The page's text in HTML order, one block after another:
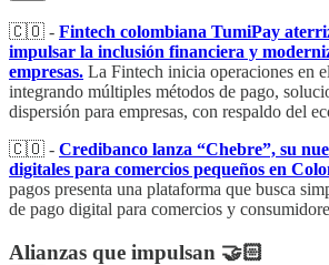
🇨🇴 - Fintech colombiana TumiPay
impulsar la inclusión financiera y
empresas. La Fintech inicia operaciones en
integrando múltiples métodos de pago,
dispersión para empresas, con respaldo del
🇨🇴 - Credibanco lanza “Chebre”, su
digitales para comercios pequeños en
pagos presenta una plataforma que busca
de pago digital para comercios y
Alianzas que impulsan 🤝🏻